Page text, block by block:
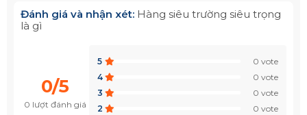
Đánh giá và nhận xét: Hàng siêu trường siêu trọng
là gì
0/5
0 lượt đánh giá
5
0 vote
4
0 vote
3
0 vote
2
0 vote